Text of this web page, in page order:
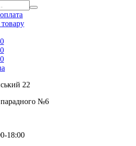
22
парадного №6
18:00